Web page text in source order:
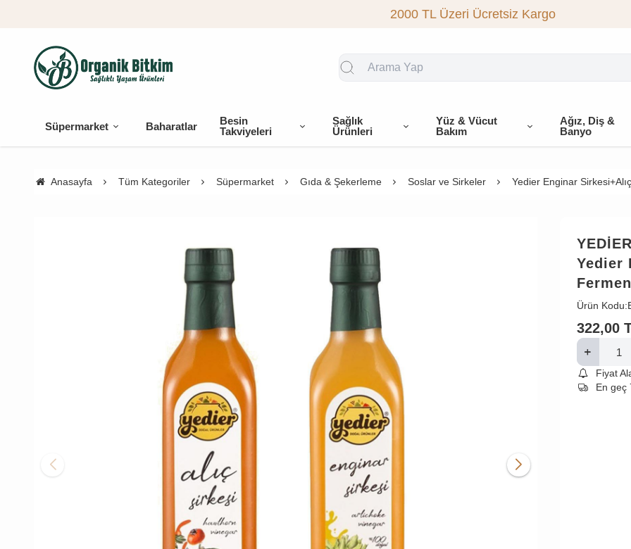
2000 TL Üzeri Ücretsiz Kargo
Süpermarket Baharatlar
Besin
Takviyeleri
Sağlık
Ürünleri
Yüz & Vücut
Bakım
Ağız, Diş &
Banyo
Anasayfa Tüm Kategoriler Süpermarket Gıda & Şekerleme Soslar ve Sirkeler Yedier Enginar
Yedier
Ürün Kodu:
322,00
Fiyat
En geç